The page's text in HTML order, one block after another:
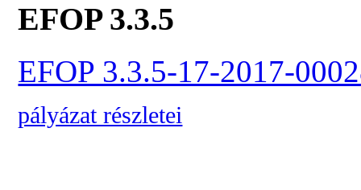
EFOP 3.3.5
EFOP 3.3.5-17-2017-
pályázat részletei